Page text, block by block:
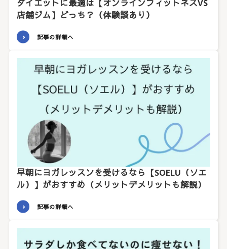
ダイエットに最適は【オンラインフィットネスVS
店舗ジム】どっち？（体験談あり）
記事の詳細へ
早朝にヨガレッスンを受けるなら【SOELU（ソエ
ル）】がおすすめ（メリットデメリットも解説）
記事の詳細へ